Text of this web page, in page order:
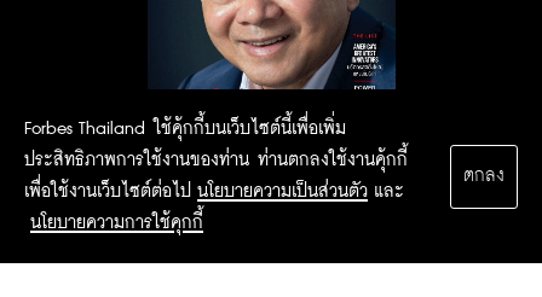
Forbes Thailand ใช้คุ้กกี้บนเว็บไซต์นี้เพื่อเพิ่ม
ประสิทธิภาพการใช้งานของท่าน ท่านตกลงใช้งานคุ้กกี้
เพื่อใช้งานเว็บไซต์ต่อไป นโยบายความเป็นส่วนตัว และ
นโยบายความการใช้คุกกี้
ตกลง
2015 Forbesthailand.com ALL RIGHTS RESERVED